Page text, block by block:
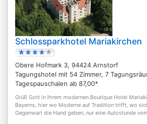
Schlossparkhotel Mariakirchen
Obere Hofmark 3, 94424 Arnstorf
Tagungshotel mit 54 Zimmer, 7
Tagespauschalen ab 87,00*
Grüß Gott in Ihrem modernen Boutique Hotel
Bayerns, hier wo Moderne auf Tradition trifft, wo
Gegenwart die Hand geben, nur eine Autostunde